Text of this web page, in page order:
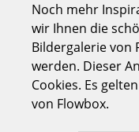
Freischwinger
Barhocker
Hocker
Noch mehr
wir Ihnen die
Bildergalerie von
werden. Dieser
Cookies. Es
von Flowbox.